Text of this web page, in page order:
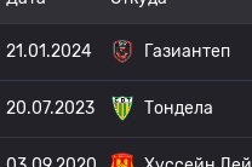
21.01.2024 Газиантеп
20.07.2023 Тондела